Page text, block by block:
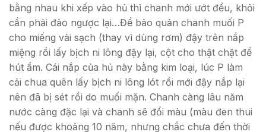
bằng nhau khi xếp vào hủ thì chanh mới ướt đều, khỏi
cần phải đảo ngược lại…Để bảo quản chanh muối P
cho miếng vải sạch (thay vì dùng rơm) đậy trên nắp
miệng rồi lấy bịch ni lông đậy lại, cột cho thật chặt để
hút ẩm. Cái nắp của hủ này bằng kim loại, lúc P làm
cải chua quên lấy bịch ni lông lót rồi mới đậy nắp lại
nên đã bị sét rồi do muối mặn. Chanh càng lâu năm
nước càng đặc lại và chanh sẽ đổi màu (màu đen thui
nếu được khoảng 10 năm, nhưng chắc chưa đến thời